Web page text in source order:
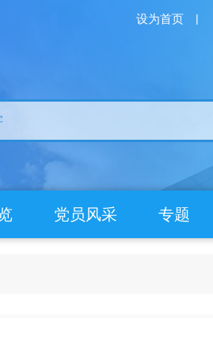
设为首页 |
党员风采 专题